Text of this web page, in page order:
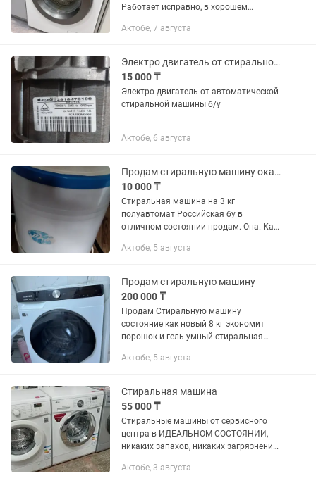
Работает исправно, в хорошем
использования. Торг уместен
Актобе, 7 августа
Электро двигатель от стиральной машинки
15 000 ₸
Электро двигатель от автоматической
стиральной машины б/у
Актобе, 6 августа
Продам стиральную машину ока полуавтомат бу
10 000 ₸
Стиральная машина на 3 кг
полуавтомат Российская бу в
отличном состоянии продам. Она. Как.
Актобе, 5 августа
Продам стиральную машину
200 000 ₸
Продам Стиральную машину
состояние как новый 8 кг экономит
порошок и гель умный стиральная
Актобе, 5 августа
Стиральная машина
55 000 ₸
Стиральные машины от сервисного
центра в ИДЕАЛЬНОМ СОСТОЯНИИ,
никаких запахов, никаких загрязнений,
диагностики и дезинфекции, можете
Актобе, 3 августа